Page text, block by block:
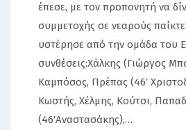
έπεσε, με τον προπονητή να
συμμετοχής σε νεαρούς
υστέρησε από την ομάδα του
συνθέσεις:Χάλκης (Γιώργος
Καμπόσος, Πρέπας (46′
Κωστής, Χέλμης, Κούτσι,
(46′Αναστασάκης),…